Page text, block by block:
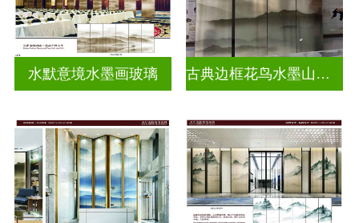
水默意境水墨画玻璃 古典边框花鸟水墨山水画玻璃